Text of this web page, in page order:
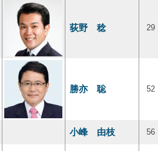
荻野 稔 29
勝亦 聡 52
小峰 由枝 56